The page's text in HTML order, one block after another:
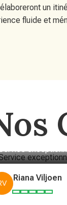
un
fluide et
Riana Viljoen